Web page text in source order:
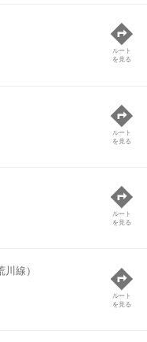
ルート
を見る
ルート
を見る
ルート
を見る
線）
ルート
を見る